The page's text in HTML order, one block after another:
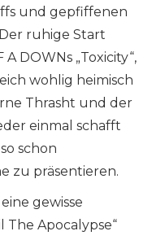
und gepfiffenen
ruhige Start
DOWNs „Toxicity“,
wohlig heimisch
Thrasht und der
einmal schafft
schon
zu präsentieren.
gewisse
The Apocalypse“